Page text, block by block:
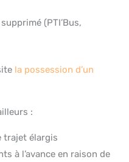
(PTI’Bus,
la possession d’un
:
trajet élargis
à l’avance en raison de